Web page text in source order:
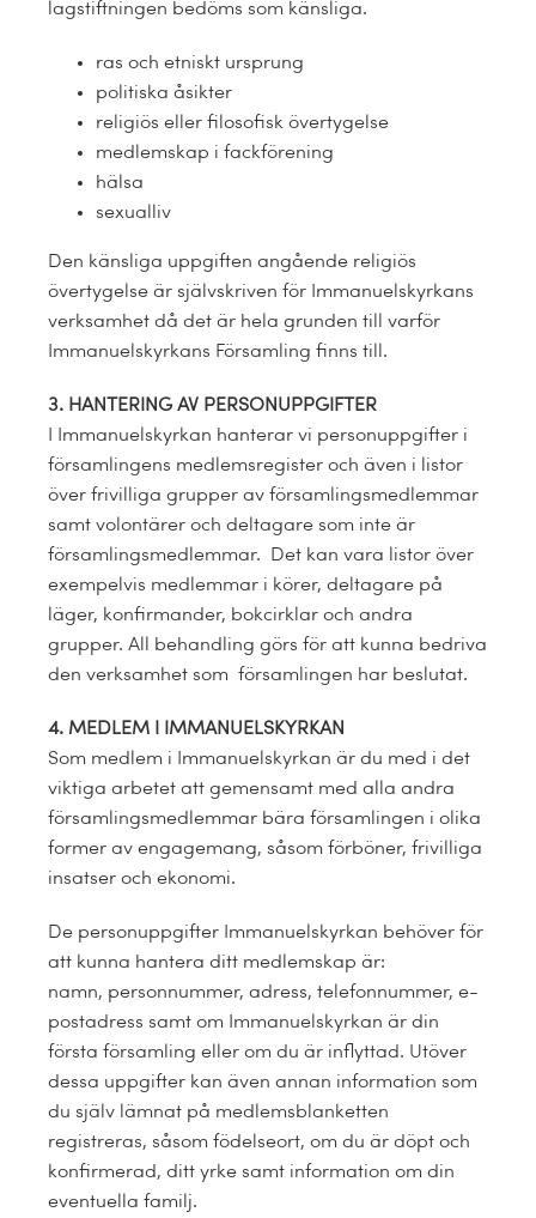
lagstiftningen bedöms som känsliga.
ras och etniskt ursprung
politiska åsikter
religiös eller filosofisk övertygelse
medlemskap i fackförening
hälsa
sexualliv
Den känsliga uppgiften angående religiös
övertygelse är självskriven för Immanuelskyrkans
verksamhet då det är hela grunden till varför
Immanuelskyrkans Församling finns till.
3. HANTERING AV PERSONUPPGIFTER
I Immanuelskyrkan hanterar vi personuppgifter i
församlingens medlemsregister och även i listor
över frivilliga grupper av församlingsmedlemmar
samt volontärer och deltagare som inte är
församlingsmedlemmar. Det kan vara listor över
exempelvis medlemmar i körer, deltagare på
läger, konfirmander, bokcirklar och andra
grupper. All behandling görs för att kunna bedriva
den verksamhet som församlingen har beslutat.
4. MEDLEM I IMMANUELSKYRKAN
Som medlem i Immanuelskyrkan är du med i det
viktiga arbetet att gemensamt med alla andra
församlingsmedlemmar bära församlingen i olika
former av engagemang, såsom förböner, frivilliga
insatser och ekonomi.
De personuppgifter Immanuelskyrkan behöver för
att kunna hantera ditt medlemskap är:
namn, personnummer, adress, telefonnummer, e-
postadress samt om Immanuelskyrkan är din
första församling eller om du är inflyttad. Utöver
dessa uppgifter kan även annan information som
du själv lämnat på medlemsblanketten
registreras, såsom födelseort, om du är döpt och
konfirmerad, ditt yrke samt information om din
eventuella familj.